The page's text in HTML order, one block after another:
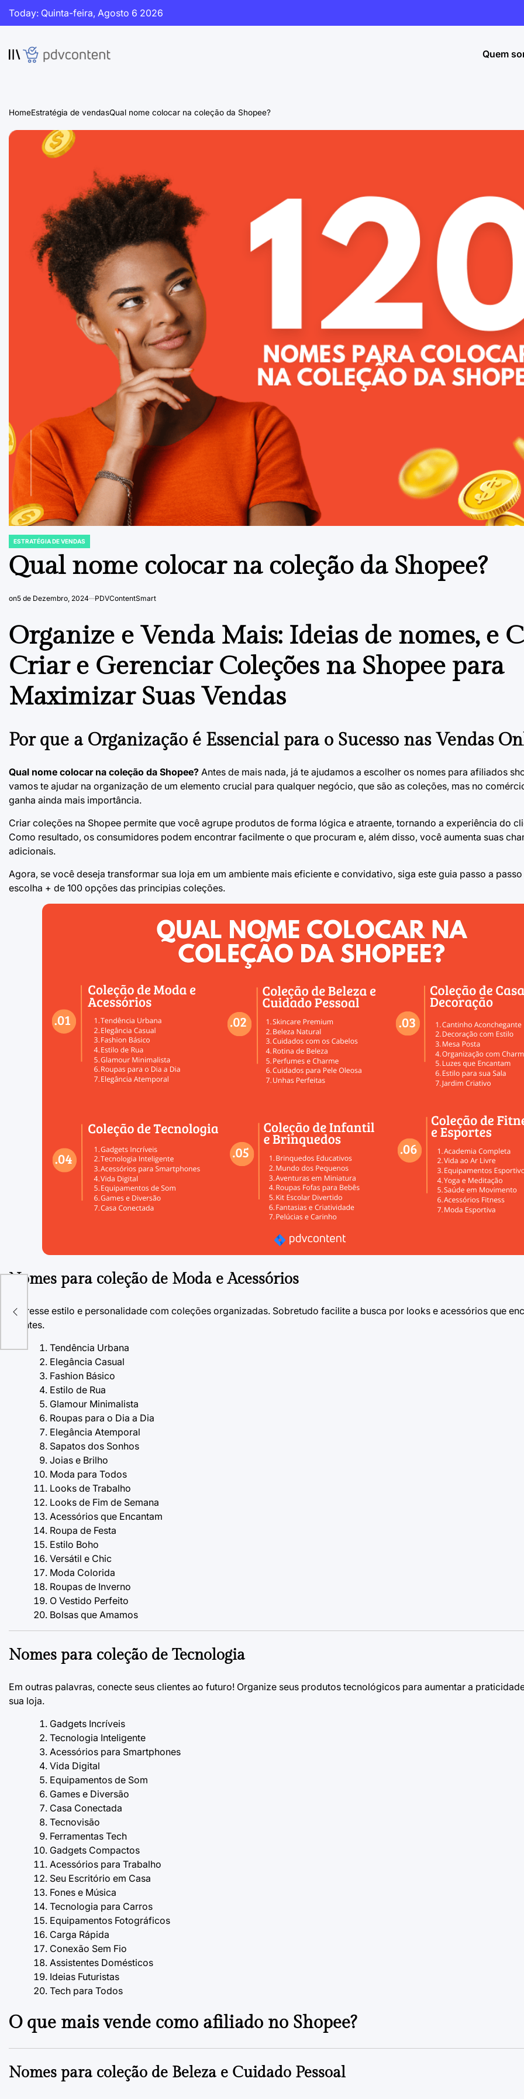
Skip
Today: Quinta-feira, Agosto 6 2026
PDVContent
Quem
HomeEstratégia de vendasQual nome colocar na coleção da Shopee?
POSTED
ESTRATÉGIA DE VENDAS
Qual nome colocar na coleção da Shopee?
on5 de Dezembro, 2024 PDVContentSmart
Organize e Venda Mais: Ideias de nomes, e
Criar e Gerenciar Coleções na Shopee para
Maximizar Suas Vendas
Por que a Organização é Essencial para o Sucesso nas Vendas
Qual nome colocar na coleção da Shopee? Antes de mais nada, já te ajudamos a escolher os nomes para afiliados
vamos te ajudar na organização de um elemento crucial para qualquer negócio, que são as coleções, mas no
ganha ainda mais importância.
Criar coleções na Shopee permite que você agrupe produtos de forma lógica e atraente, tornando a experiência do
Como resultado, os consumidores podem encontrar facilmente o que procuram e, além disso, você aumenta suas
adicionais.
Agora, se você deseja transformar sua loja em um ambiente mais eficiente e convidativo, siga este guia passo a
escolha + de 100 opções das principias coleções.
Nomes para coleção de Moda e Acessórios
Expresse estilo e personalidade com coleções organizadas. Sobretudo facilite a busca por looks e acessórios que
clientes.
Tendência Urbana
Elegância Casual
Fashion Básico
Estilo de Rua
Glamour Minimalista
Roupas para o Dia a Dia
Elegância Atemporal
Sapatos dos Sonhos
Joias e Brilho
Moda para Todos
Looks de Trabalho
Looks de Fim de Semana
Acessórios que Encantam
Roupa de Festa
Estilo Boho
Versátil e Chic
Moda Colorida
Roupas de Inverno
O Vestido Perfeito
Bolsas que Amamos
Nomes para coleção de Tecnologia
Em outras palavras, conecte seus clientes ao futuro! Organize seus produtos tecnológicos para aumentar a
sua loja.
Gadgets Incríveis
Tecnologia Inteligente
Acessórios para Smartphones
Vida Digital
Equipamentos de Som
Games e Diversão
Casa Conectada
Tecnovisão
Ferramentas Tech
Gadgets Compactos
Acessórios para Trabalho
Seu Escritório em Casa
Fones e Música
Tecnologia para Carros
Equipamentos Fotográficos
Carga Rápida
Conexão Sem Fio
Assistentes Domésticos
Ideias Futuristas
Tech para Todos
O que mais vende como afiliado no Shopee?
Nomes para coleção de Beleza e Cuidado Pessoal